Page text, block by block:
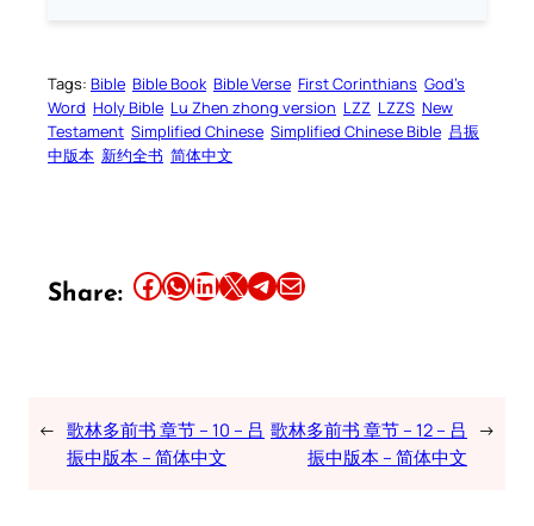
Tags: Bible Bible Book Bible Verse First Corinthians God’s
Word Holy Bible Lu Zhen zhong version LZZ LZZS New
Testament Simplified Chinese Simplified Chinese Bible 吕振
中版本 新约全书 简体中文
Share: Share this article on Facebook Share this article on WhatsApp Share this article on LinkedIn Share this article on X Share this article on TelegramEmail this Article
← 歌林多前书 章节 – 10 – 吕
振中版本 – 简体中文
歌林多前书 章节 – 12 – 吕
振中版本 – 简体中文
→